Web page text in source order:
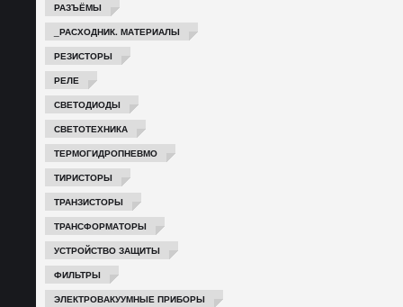
РАЗЪЁМЫ
_РАСХОДНИК. МАТЕРИАЛЫ
РЕЗИСТОРЫ
РЕЛЕ
СВЕТОДИОДЫ
СВЕТОТЕХНИКА
ТЕРМОГИДРОПНЕВМО
ТИРИСТОРЫ
ТРАНЗИСТОРЫ
ТРАНСФОРМАТОРЫ
УСТРОЙСТВО ЗАЩИТЫ
ФИЛЬТРЫ
ЭЛЕКТРОВАКУУМНЫЕ ПРИБОРЫ